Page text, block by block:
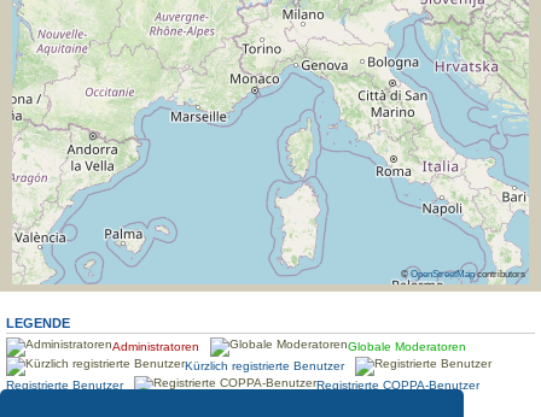
© OpenStreetMapcontributors
LEGENDE
Administratoren
Globale Moderatoren
Kürzlich registrierte Benutzer
Registrierte Benutzer
Registrierte COPPA-Benutzer